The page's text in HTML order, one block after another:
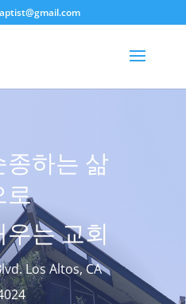
종하는 삶
로
는 교회
Los Altos, CA